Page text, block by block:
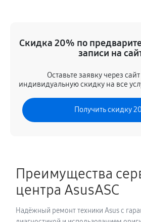
900 руб 60
410 руб 60
Замена блока питания
320 руб 60
Скидка 20% по
записи на
Оставьте заявку через
индивидуальную скидку на все
Получить скидку
Преимущества
центра AsusASC
Надёжный ремонт техники Asus с